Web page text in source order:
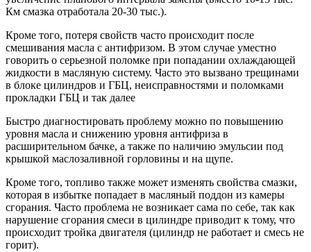
Км смазка отработала 20-30 тыс.).
Кроме того, потеря свойств часто происходит после
смешивания масла с антифризом. В этом случае уместно
говорить о серьезной поломке при попадании охлаждающей
жидкости в масляную систему. Часто это вызвано трещинами
в блоке цилиндров и ГБЦ, неисправностями и поломками
прокладки ГБЦ и так далее
Быстро диагностировать проблему можно по повышению
уровня масла и снижению уровня антифриза в
расширительном бачке, а также по наличию эмульсии под
крышкой маслозаливной горловины и на щупе.
Кроме того, топливо также может изменять свойства смазки,
которая в избытке попадает в масляный поддон из камеры
сгорания. Часто проблема не возникает сама по себе, так как
нарушение сгорания смеси в цилиндре приводит к тому, что
происходит тройка двигателя (цилиндр не работает и смесь не
горит).